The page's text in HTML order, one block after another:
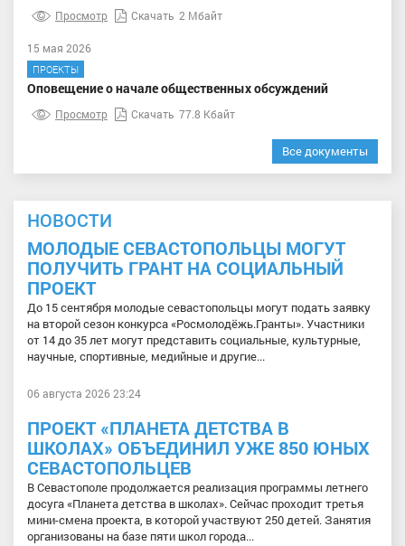
Просмотр Скачать 2 Мбайт
15 мая 2026
ПРОЕКТЫ
Оповещение о начале общественных обсуждений
Просмотр Скачать 77.8 Кбайт
Все документы
НОВОСТИ
МОЛОДЫЕ СЕВАСТОПОЛЬЦЫ МОГУТ
ПОЛУЧИТЬ ГРАНТ НА СОЦИАЛЬНЫЙ
ПРОЕКТ
До 15 сентября молодые севастопольцы могут подать заявку
на второй сезон конкурса «Росмолодёжь.Гранты». Участники
от 14 до 35 лет могут представить социальные, культурные,
научные, спортивные, медийные и другие...
06 августа 2026 23:24
ПРОЕКТ «ПЛАНЕТА ДЕТСТВА В
ШКОЛАХ» ОБЪЕДИНИЛ УЖЕ 850 ЮНЫХ
СЕВАСТОПОЛЬЦЕВ
В Севастополе продолжается реализация программы летнего
досуга «Планета детства в школах». Сейчас проходит третья
мини-смена проекта, в которой участвуют 250 детей. Занятия
организованы на базе пяти школ города...